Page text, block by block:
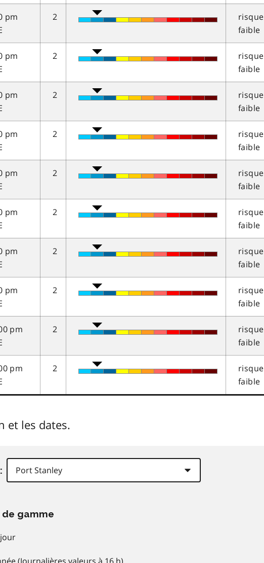
pm
2
risque
faible
pm
2
risque
faible
pm
2
risque
faible
pm
2
risque
faible
pm
2
risque
faible
pm
2
risque
faible
pm
2
risque
faible
pm
2
risque
faible
pm
2
risque
faible
pm
2
risque
faible
et les dates.
gamme